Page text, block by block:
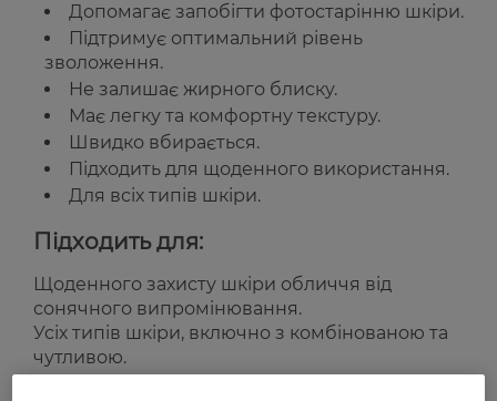
Допомагає запобігти фотостарінню шкіри.
Підтримує оптимальний рівень
зволоження.
Не залишає жирного блиску.
Має легку та комфортну текстуру.
Швидко вбирається.
Підходить для щоденного використання.
Для всіх типів шкіри.
Підходить для:
Щоденного захисту шкіри обличчя від
сонячного випромінювання.
Усіх типів шкіри, включно з комбінованою та
чутливою.